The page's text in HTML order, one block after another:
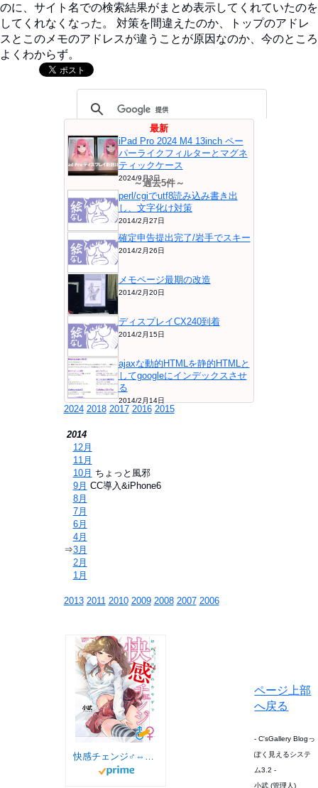
のに、サイト名での検索結果がまとめ表示してくれていたのを
してくれなくなった。 対策を間違えたのか、トップのアドレ
スとこのメモのアドレスが違うことが原因なのか、今のところ
よくわからず。
最新
iPad Pro 2024 M4 13inch ペー
パーライクフィルターとマグネ
ティックケース
2024/9月3日
～過去5件～
perl/cgiでutf8読み込み書き出
し、文字化け対策
2014/2月27日
確定申告提出完了/岩手でスキー
2014/2月26日
メモページ最期の改造
2014/2月20日
ディスプレイCX240到着
2014/2月15日
ajaxな動的HTMLを静的HTMLと
してgoogleにインデックスさせ
る
2014/2月14日
2024 2018 2017 2016 2015
2014
12月
11月
10月 ちょっと風邪
9月 CC導入&iPhone6
8月
7月
6月
4月
⇒3月
2月
1月
2013 2011 2010 2009 2008 2007 2006
ページ上部
へ戻る
- C'sGallery Blogっ
ぽく見えるシステ
ム3.2 -
小武 (管理人)